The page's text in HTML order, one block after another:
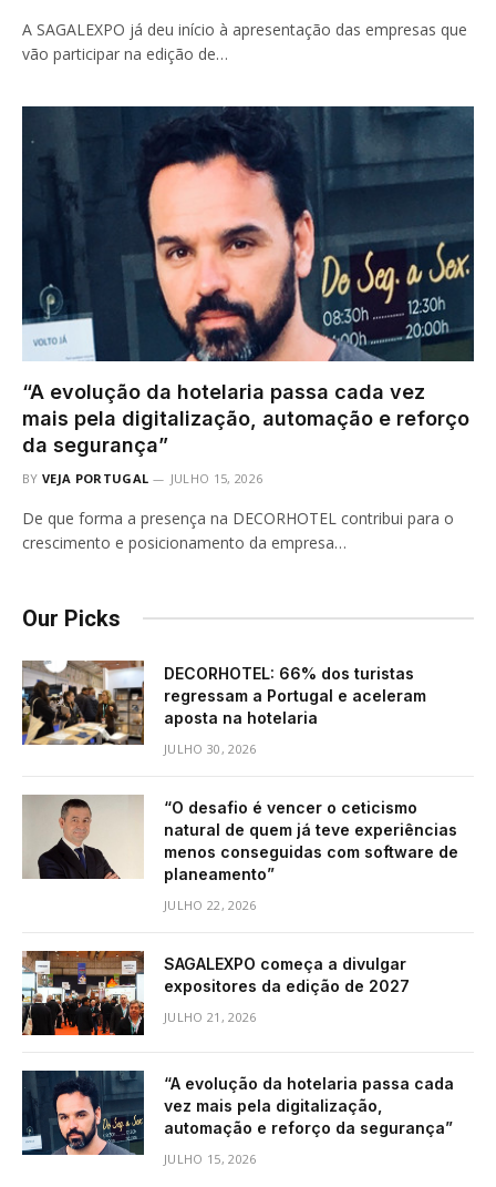
A SAGALEXPO já deu início à apresentação das empresas que
vão participar na edição de…
“A evolução da hotelaria passa cada vez
mais pela digitalização, automação e reforço
da segurança”
BY VEJA PORTUGAL JULHO 15, 2026
De que forma a presença na DECORHOTEL contribui para o
crescimento e posicionamento da empresa…
Our Picks
DECORHOTEL: 66% dos turistas
regressam a Portugal e aceleram
aposta na hotelaria
JULHO 30, 2026
“O desafio é vencer o ceticismo
natural de quem já teve experiências
menos conseguidas com software de
planeamento”
JULHO 22, 2026
SAGALEXPO começa a divulgar
expositores da edição de 2027
JULHO 21, 2026
“A evolução da hotelaria passa cada
vez mais pela digitalização,
automação e reforço da segurança”
JULHO 15, 2026